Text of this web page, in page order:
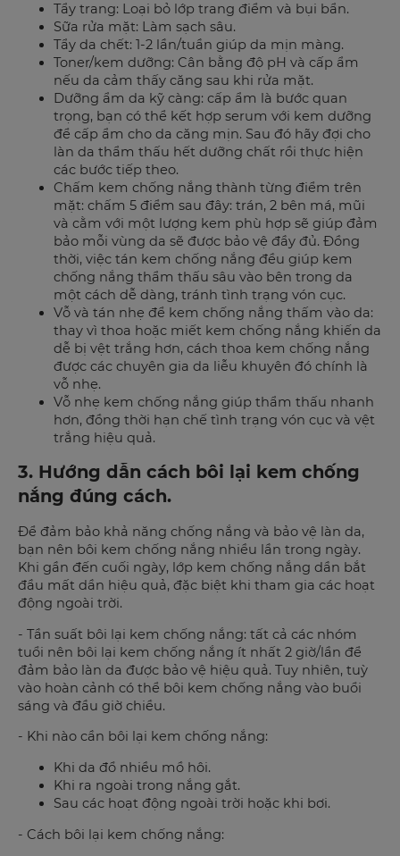
Tẩy trang: Loại bỏ lớp trang điểm và bụi bẩn.
Sữa rửa mặt: Làm sạch sâu.
Tẩy da chết: 1-2 lần/tuần giúp da mịn màng.
Toner/kem dưỡng: Cân bằng độ pH và cấp ẩm
nếu da cảm thấy căng sau khi rửa mặt.
Dưỡng ẩm da kỹ càng: cấp ẩm là bước quan
trọng, bạn có thể kết hợp serum với kem dưỡng
để cấp ẩm cho da căng mịn. Sau đó hãy đợi cho
làn da thẩm thấu hết dưỡng chất rồi thực hiện
các bước tiếp theo.
Chấm kem chống nắng thành từng điểm trên
mặt: chấm 5 điểm sau đây: trán, 2 bên má, mũi
và cằm với một lượng kem phù hợp sẽ giúp đảm
bảo mỗi vùng da sẽ được bảo vệ đầy đủ. Đồng
thời, việc tán kem chống nắng đều giúp kem
chống nắng thẩm thấu sâu vào bên trong da
một cách dễ dàng, tránh tình trạng vón cục.
Vỗ và tán nhẹ để kem chống nắng thấm vào da:
thay vì thoa hoặc miết kem chống nắng khiến da
dễ bị vệt trắng hơn, cách thoa kem chống nắng
được các chuyên gia da liễu khuyên đó chính là
vỗ nhẹ.
Vỗ nhẹ kem chống nắng giúp thẩm thấu nhanh
hơn, đồng thời hạn chế tình trạng vón cục và vệt
trắng hiệu quả.
3. Hướng dẫn cách bôi lại kem chống
nắng đúng cách.
Để đảm bảo khả năng chống nắng và bảo vệ làn da,
bạn nên bôi kem chống nắng nhiều lần trong ngày.
Khi gần đến cuối ngày, lớp kem chống nắng dần bắt
đầu mất dần hiệu quả, đặc biệt khi tham gia các hoạt
động ngoài trời.
- Tần suất bôi lại kem chống nắng: tất cả các nhóm
tuổi nên bôi lại kem chống nắng ít nhất 2 giờ/lần để
đảm bảo làn da được bảo vệ hiệu quả. Tuy nhiên, tuỳ
vào hoàn cảnh có thể bôi kem chống nắng vào buổi
sáng và đầu giờ chiều.
- Khi nào cần bôi lại kem chống nắng:
Khi da đổ nhiều mồ hôi.
Khi ra ngoài trong nắng gắt.
Sau các hoạt động ngoài trời hoặc khi bơi.
- Cách bôi lại kem chống nắng: